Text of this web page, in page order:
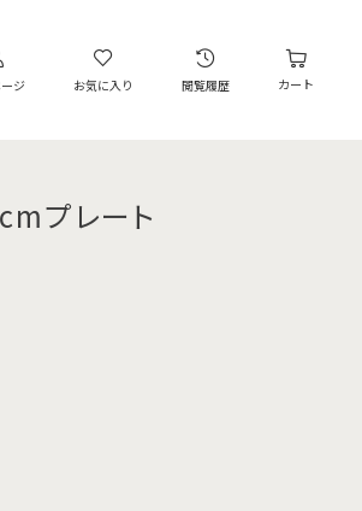
ジ お気に入り 閲覧履歴 カート
プレート